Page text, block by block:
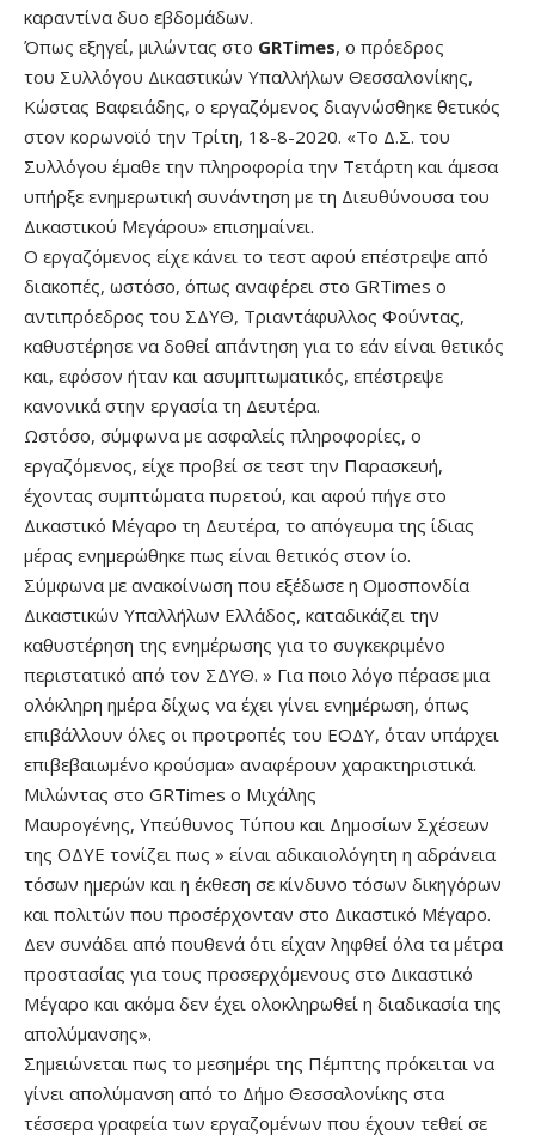
καραντίνα δυο εβδομάδων.
Όπως εξηγεί, μιλώντας στο GRTimes, ο πρόεδρος
του Συλλόγου Δικαστικών Υπαλλήλων Θεσσαλονίκης,
Κώστας Βαφειάδης, ο εργαζόμενος διαγνώσθηκε θετικός
στον κορωνοϊό την Τρίτη, 18-8-2020. «Το Δ.Σ. του
Συλλόγου έμαθε την πληροφορία την Τετάρτη και άμεσα
υπήρξε ενημερωτική συνάντηση με τη Διευθύνουσα του
Δικαστικού Μεγάρου» επισημαίνει.
Ο εργαζόμενος είχε κάνει το τεστ αφού επέστρεψε από
διακοπές, ωστόσο, όπως αναφέρει στο GRTimes ο
αντιπρόεδρος του ΣΔΥΘ, Τριαντάφυλλος Φούντας,
καθυστέρησε να δοθεί απάντηση για το εάν είναι θετικός
και, εφόσον ήταν και ασυμπτωματικός, επέστρεψε
κανονικά στην εργασία τη Δευτέρα.
Ωστόσο, σύμφωνα με ασφαλείς πληροφορίες, ο
εργαζόμενος, είχε προβεί σε τεστ την Παρασκευή,
έχοντας συμπτώματα πυρετού, και αφού πήγε στο
Δικαστικό Μέγαρο τη Δευτέρα, το απόγευμα της ίδιας
μέρας ενημερώθηκε πως είναι θετικός στον ίο.
Σύμφωνα με ανακοίνωση που εξέδωσε η Ομοσπονδία
Δικαστικών Υπαλλήλων Ελλάδος, καταδικάζει την
καθυστέρηση της ενημέρωσης για το συγκεκριμένο
περιστατικό από τον ΣΔΥΘ. » Για ποιο λόγο πέρασε μια
ολόκληρη ημέρα δίχως να έχει γίνει ενημέρωση, όπως
επιβάλλουν όλες οι προτροπές του ΕΟΔΥ, όταν υπάρχει
επιβεβαιωμένο κρούσμα» αναφέρουν χαρακτηριστικά.
Μιλώντας στο GRTimes o Μιχάλης
Μαυρογένης, Υπεύθυνος Τύπου και Δημοσίων Σχέσεων
της ΟΔΥΕ τονίζει πως » είναι αδικαιολόγητη η αδράνεια
τόσων ημερών και η έκθεση σε κίνδυνο τόσων δικηγόρων
και πολιτών που προσέρχονταν στο Δικαστικό Μέγαρο.
Δεν συνάδει από πουθενά ότι είχαν ληφθεί όλα τα μέτρα
προστασίας για τους προσερχόμενους στο Δικαστικό
Μέγαρο και ακόμα δεν έχει ολοκληρωθεί η διαδικασία της
απολύμανσης».
Σημειώνεται πως το μεσημέρι της Πέμπτης πρόκειται να
γίνει απολύμανση από το Δήμο Θεσσαλονίκης στα
τέσσερα γραφεία των εργαζομένων που έχουν τεθεί σε